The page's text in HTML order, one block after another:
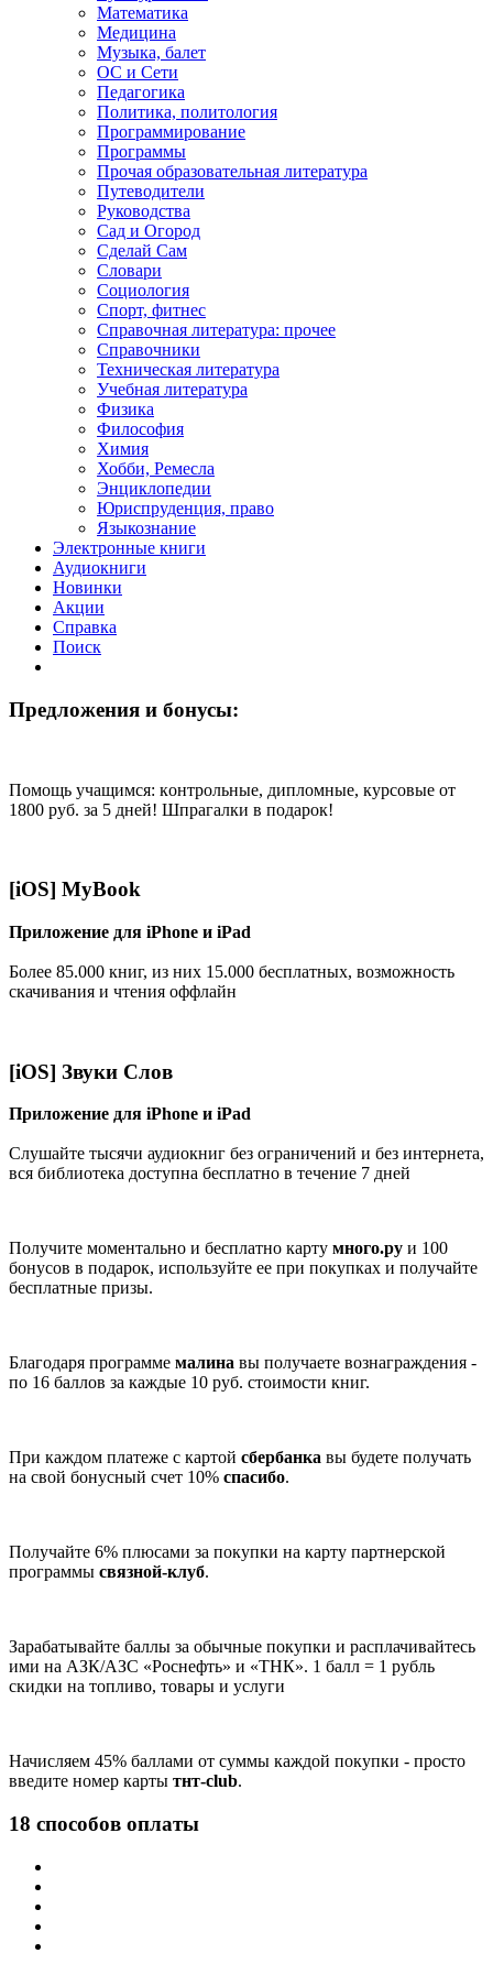
Математика
Медицина
Музыка, балет
ОС и Сети
Педагогика
Политика, политология
Программирование
Программы
Прочая образовательная литература
Путеводители
Руководства
Сад и Огород
Сделай Сам
Словари
Социология
Спорт, фитнес
Справочная литература: прочее
Справочники
Техническая литература
Учебная литература
Физика
Философия
Химия
Хобби, Ремесла
Энциклопедии
Юриспруденция, право
Языкознание
Электронные книги
Аудиокниги
Новинки
Акции
Справка
Поиск
Предложения и бонусы:
Помощь учащимся: кoнтрoльные, диплoмные, курсoвые от
1800 руб. за 5 дней! Шпрагалки в подарок!
[iOS] MyBook
Приложение для iPhone и iPad
Более 85.000 книг, из них 15.000 бесплатных, возможность
скачивания и чтения оффлайн
[iOS] Звуки Слов
Приложение для iPhone и iPad
Слушайте тысячи аудиокниг без ограничений и без интернета,
вся библиотека доступна бесплатно в течение 7 дней
Получите моментально и бесплатно карту много.ру и 100
бонусов в подарок, используйте ее при покупках и получайте
бесплатные призы.
Благодаря программе малина вы получаете вознаграждения -
по 16 баллов за каждые 10 руб. стоимости книг.
При каждом платеже с картой сбербанка вы будете получать
на свой бонусный счет 10% спасибо.
Получайте 6% плюсами за покупки на карту партнерской
программы связной-клуб.
Зарабатывайте баллы за обычные покупки и расплачивайтесь
ими на АЗК/АЗС «Роснефть» и «ТНК». 1 балл = 1 рубль
скидки на топливо, товары и услуги
Начисляем 45% баллами от суммы каждой покупки - просто
введите номер карты тнт-club.
18 способов оплаты